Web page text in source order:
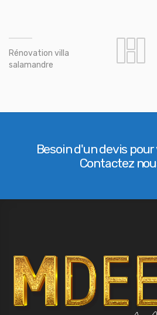
Rénovation villa
salamandre
Besoin d'un devis
Contactez